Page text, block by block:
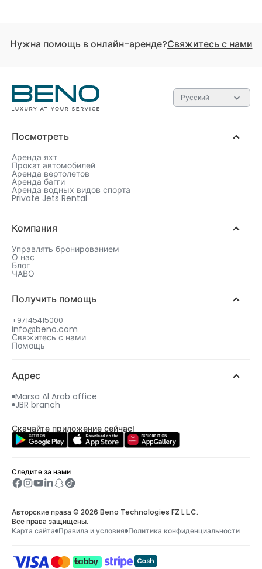
Нужна помощь в онлайн-аренде?Свяжитесь с нами
Русский
Посмотреть
Аренда яхт
Прокат автомобилей
Аренда вертолетов
Аренда багги
Аренда водных видов спорта
Private Jets Rental
Компания
Управлять бронированием
О нас
Блог
ЧАВО
Получить помощь
+97145415000
info@beno.com
Свяжитесь с нами
Помощь
Адрес
Marsa Al Arab office
JBR branch
Скачайте приложение сейчас!
Следите за нами
Авторские права © 2026 Beno Technologies FZ L.L.C.
Все права защищены.
Карта сайта Правила и условия Политика конфиденциальности